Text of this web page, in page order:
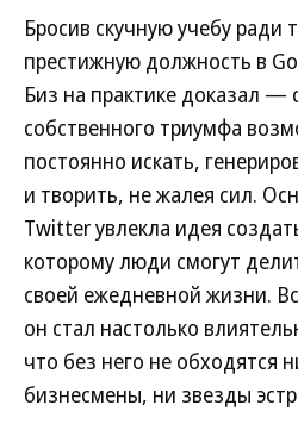
Бросив скучную учебу ради
престижную должность в
Биз на практике доказал —
собственного триумфа
постоянно искать,
и творить, не жалея сил.
Twitter увлекла идея
которому люди смогут
своей ежедневной жизни.
он стал настолько
что без него не обходятся
бизнесмены, ни звезды